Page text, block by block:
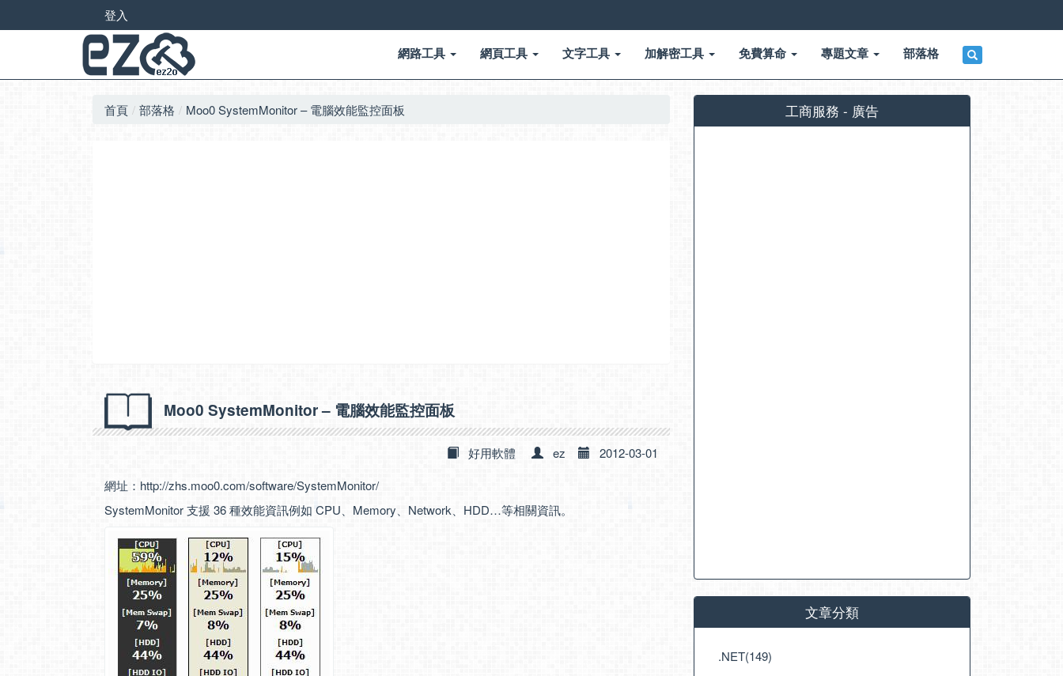
登入
網路工具 網頁工具 文字工具 加解密工具 免費算命 專題文章 部落格
首頁 部落格 Moo0 SystemMonitor – 電腦效能監控面板
Moo0 SystemMonitor – 電腦效能監控面板
好用軟體 ez
2012-03-01
網址： http://zhs.moo0.com/software/SystemMonitor/
SystemMonitor 支援 36 種效能資訊例如 CPU、Memory、Network、HDD…等相關資訊。
工商服務 - 廣告
文章分類
.NET(149)